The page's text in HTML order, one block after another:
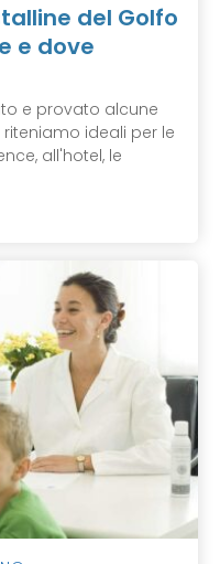
del Golfo
e dove
e provato alcune
ideali per le
all'hotel, le